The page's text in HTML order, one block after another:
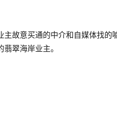
主故意买通的中介和自媒体找的
翠海岸业主。